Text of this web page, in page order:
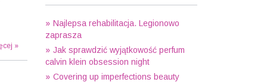
»
Najlepsa rehabilitacja. Legionowo
zaprasza
Jak sprawdzić wyjątkowość perfum
calvin klein obsession night
Covering up imperfections beauty